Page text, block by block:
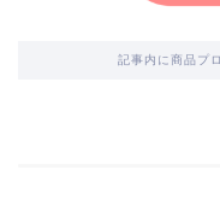
記事内に商品プ